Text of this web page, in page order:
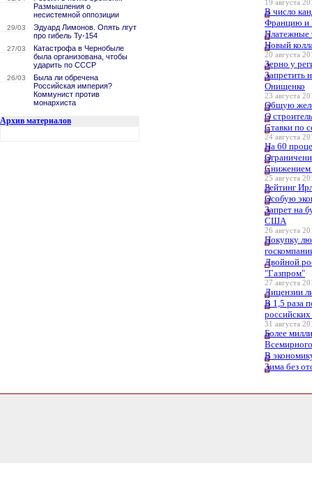
Размышления о
несистемной оппозиции
29/03
Эдуард Лимонов. Опять лгут
про гибель Ту-154
27/03
Катастрофа в Чернобыле
была организована, чтобы
ударить по СССР
26/03
Была ли обречена
Российская империя?
Коммунист против
монархиста
Архив материалов
19 августа
В число
Францию и
Платежные
Новый
20 августа
Зерно у
Запретить
Онищенко
23 августа
Общую
О
Ставки по
24 августа
На 60
Снижением
25 августа
Рейтинг
Особую
Запрет на
США
26 августа
Покупку
Двойной
"Газпром"
27 августа
Лицензии
В 1,5 раза
российских
31 августа
Более
В
Зима без